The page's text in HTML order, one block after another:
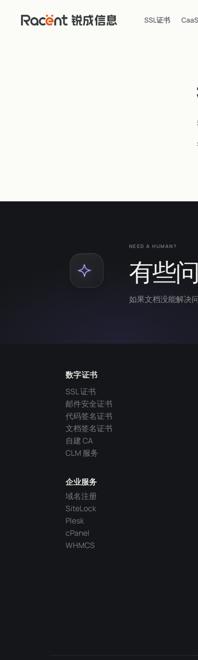
SSL证书 CaaS
NEED A HUMAN?
有些
如果文档没能解决
数字证书
SSL 证书
邮件安全证书
代码签名证书
文档签名证书
自建 CA
CLM 服务
企业服务
域名注册
SiteLock
Plesk
cPanel
WHMCS